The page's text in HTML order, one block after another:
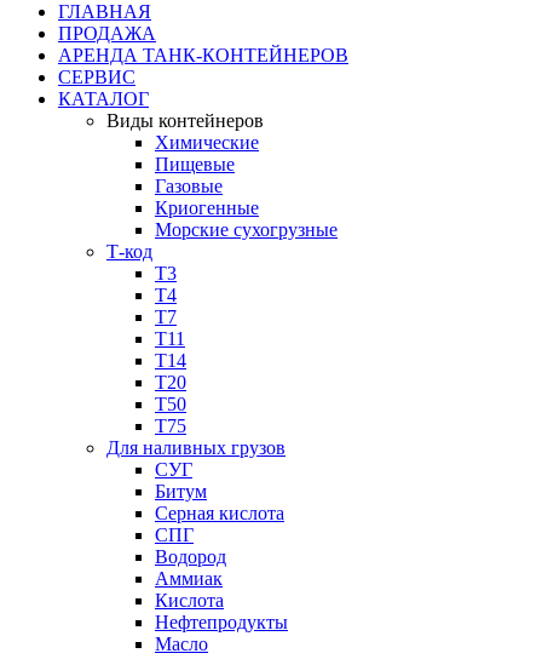
ГЛАВНАЯ
ПРОДАЖА
АРЕНДА ТАНК-КОНТЕЙНЕРОВ
СЕРВИС
КАТАЛОГ
Виды контейнеров
Химические
Пищевые
Газовые
Криогенные
Морские сухогрузные
Т-код
Т3
Т4
Т7
Т11​
Т14
Т20
Т50
Т75
Для наливных грузов
СУГ
Битум
Серная кислота
СПГ
Водород
Аммиак
Кислота
Нефтепродукты
Масло